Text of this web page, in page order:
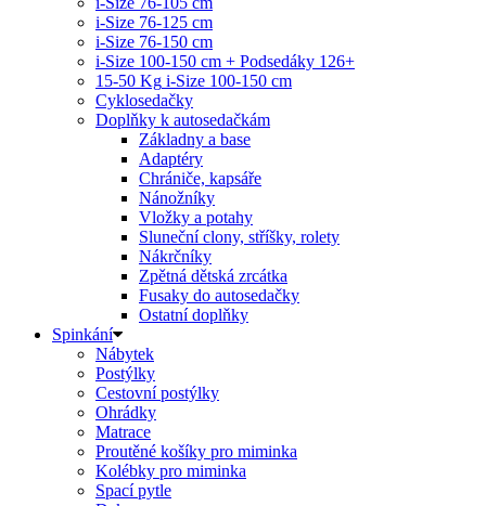
i-Size 76-125 cm
i-Size 76-150 cm
i-Size 100-150 cm + Podsedáky 126+
15-50 Kg i-Size 100-150 cm
Cyklosedačky
Doplňky k autosedačkám
Základny a base
Adaptéry
Chrániče, kapsáře
Nánožníky
Vložky a potahy
Sluneční clony, stříšky, rolety
Nákrčníky
Zpětná dětská zrcátka
Fusaky do autosedačky
Ostatní doplňky
Spinkání
Nábytek
Postýlky
Cestovní postýlky
Ohrádky
Matrace
Proutěné košíky pro miminka
Kolébky pro miminka
Spací pytle